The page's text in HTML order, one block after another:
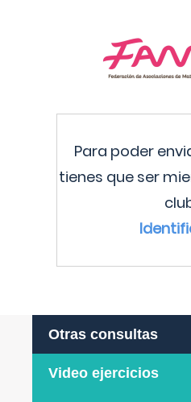
Para poder
tienes que ser
Otras consultas
Video ejercicios